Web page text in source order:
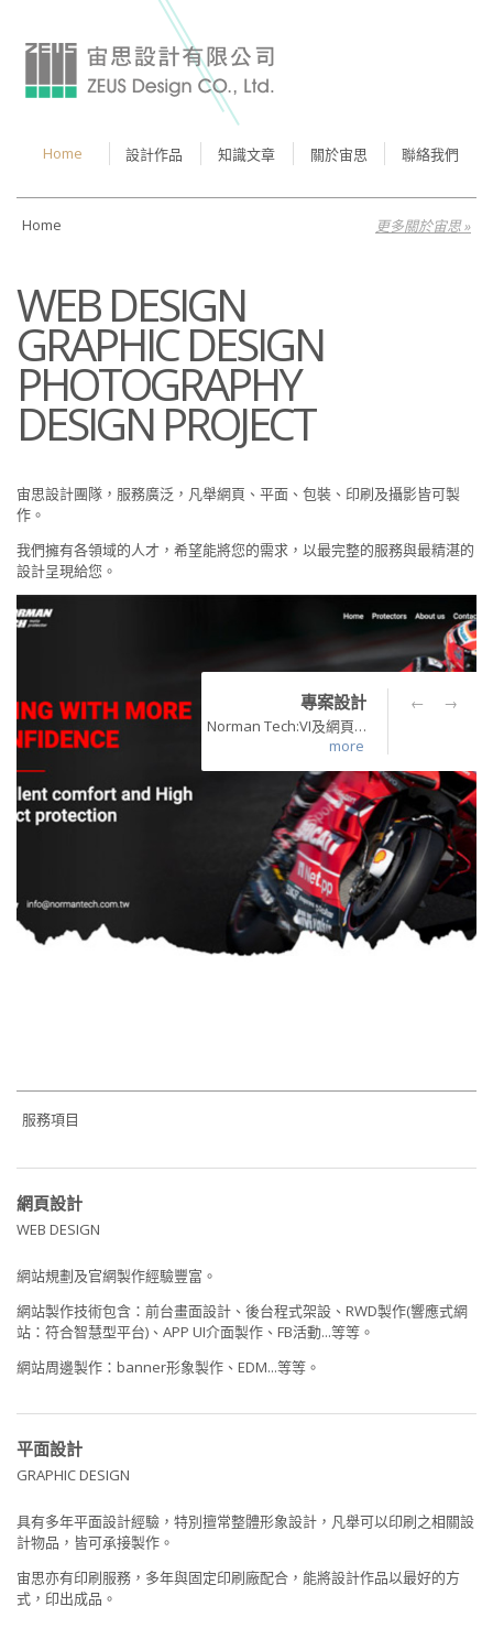
Home 設計作品 知識文章 關於宙思 聯絡我們
Home 更多關於宙思 »
WEB DESIGN
GRAPHIC DESIGN
PHOTOGRAPHY
DESIGN PROJECT
宙思設計團隊，服務廣泛，凡舉網頁、平面、包裝、印刷及攝影皆可製
作。
我們擁有各領域的人才，希望能將您的需求，以最完整的服務與最精湛的
設計呈現給您。
專案設計
Norman Tech:VI及網頁設計
more
← →
more
more
服務項目
網頁設計
WEB DESIGN
網站規劃及官網製作經驗豐富。
網站製作技術包含：前台畫面設計、後台程式架設、RWD製作(響應式網
站：符合智慧型平台)、APP UI介面製作、FB活動...等等。
網站周邊製作：banner形象製作、EDM...等等。
平面設計
GRAPHIC DESIGN
具有多年平面設計經驗，特別擅常整體形象設計，凡舉可以印刷之相關設
計物品，皆可承接製作。
宙思亦有印刷服務，多年與固定印刷廠配合，能將設計作品以最好的方
式，印出成品。